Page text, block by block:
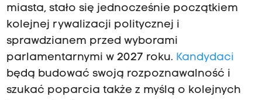
miasta, stało się jednocześnie początkiem
kolejnej rywalizacji politycznej i
sprawdzianem przed wyborami
parlamentarnymi w 2027 roku. Kandydaci
będą budować swoją rozpoznawalność i
szukać poparcia także z myślą o kolejnych